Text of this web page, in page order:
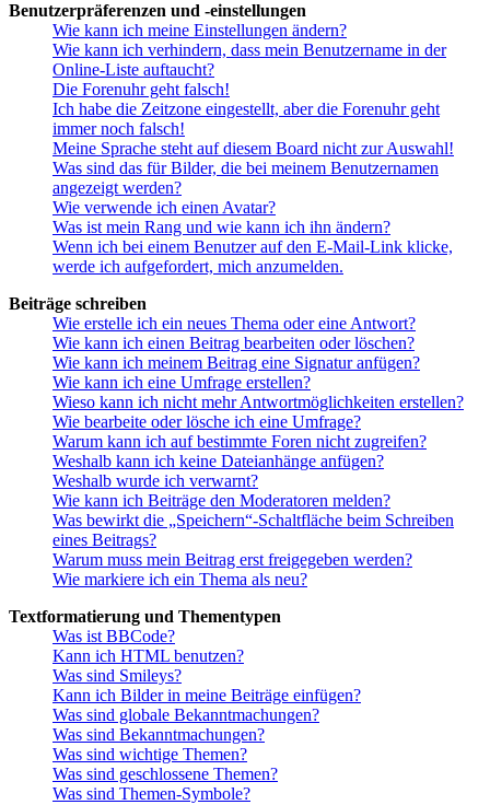
Benutzerpräferenzen und -einstellungen
Wie kann ich meine Einstellungen ändern?
Wie kann ich verhindern, dass mein Benutzername in der
Online-Liste auftaucht?
Die Forenuhr geht falsch!
Ich habe die Zeitzone eingestellt, aber die Forenuhr geht
immer noch falsch!
Meine Sprache steht auf diesem Board nicht zur Auswahl!
Was sind das für Bilder, die bei meinem Benutzernamen
angezeigt werden?
Wie verwende ich einen Avatar?
Was ist mein Rang und wie kann ich ihn ändern?
Wenn ich bei einem Benutzer auf den E-Mail-Link klicke,
werde ich aufgefordert, mich anzumelden.
Beiträge schreiben
Wie erstelle ich ein neues Thema oder eine Antwort?
Wie kann ich einen Beitrag bearbeiten oder löschen?
Wie kann ich meinem Beitrag eine Signatur anfügen?
Wie kann ich eine Umfrage erstellen?
Wieso kann ich nicht mehr Antwortmöglichkeiten erstellen?
Wie bearbeite oder lösche ich eine Umfrage?
Warum kann ich auf bestimmte Foren nicht zugreifen?
Weshalb kann ich keine Dateianhänge anfügen?
Weshalb wurde ich verwarnt?
Wie kann ich Beiträge den Moderatoren melden?
Was bewirkt die „Speichern“-Schaltfläche beim Schreiben
eines Beitrags?
Warum muss mein Beitrag erst freigegeben werden?
Wie markiere ich ein Thema als neu?
Textformatierung und Thementypen
Was ist BBCode?
Kann ich HTML benutzen?
Was sind Smileys?
Kann ich Bilder in meine Beiträge einfügen?
Was sind globale Bekanntmachungen?
Was sind Bekanntmachungen?
Was sind wichtige Themen?
Was sind geschlossene Themen?
Was sind Themen-Symbole?